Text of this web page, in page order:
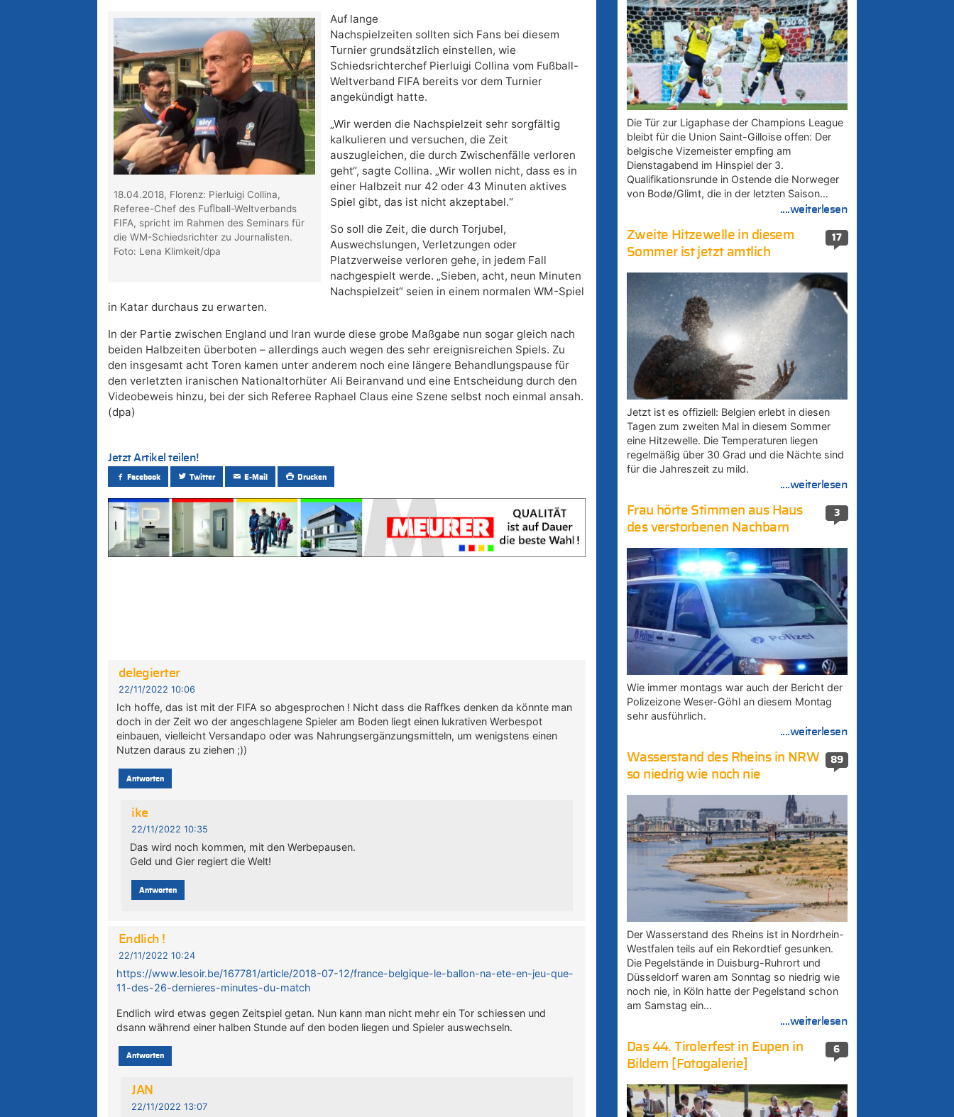
18.04.2018, Florenz: Pierluigi Collina,
Referee-Chef des Fuﬂball-Weltverbands
FIFA, spricht im Rahmen des Seminars für
die WM-Schiedsrichter zu Journalisten.
Foto: Lena Klimkeit/dpa
Auf lange
Nachspielzeiten sollten sich Fans bei diesem
Turnier grundsätzlich einstellen, wie
Schiedsrichterchef Pierluigi Collina vom Fußball-
Weltverband FIFA bereits vor dem Turnier
angekündigt hatte.
„Wir werden die Nachspielzeit sehr sorgfältig
kalkulieren und versuchen, die Zeit
auszugleichen, die durch Zwischenfälle verloren
geht“, sagte Collina. „Wir wollen nicht, dass es in
einer Halbzeit nur 42 oder 43 Minuten aktives
Spiel gibt, das ist nicht akzeptabel.“
So soll die Zeit, die durch Torjubel,
Auswechslungen, Verletzungen oder
Platzverweise verloren gehe, in jedem Fall
nachgespielt werde. „Sieben, acht, neun Minuten
Nachspielzeit“ seien in einem normalen WM-Spiel
in Katar durchaus zu erwarten.
In der Partie zwischen England und Iran wurde diese grobe Maßgabe nun sogar gleich nach
beiden Halbzeiten überboten – allerdings auch wegen des sehr ereignisreichen Spiels. Zu
den insgesamt acht Toren kamen unter anderem noch eine längere Behandlungspause für
den verletzten iranischen Nationaltorhüter Ali Beiranvand und eine Entscheidung durch den
Videobeweis hinzu, bei der sich Referee Raphael Claus eine Szene selbst noch einmal ansah.
(dpa)
Jetzt Artikel teilen!
Facebook Twitter E-Mail Drucken
delegierter
22/11/2022 10:06
Ich hoffe, das ist mit der FIFA so abgesprochen ! Nicht dass die Raffkes denken da könnte man
doch in der Zeit wo der angeschlagene Spieler am Boden liegt einen lukrativen Werbespot
einbauen, vielleicht Versandapo oder was Nahrungsergänzungsmitteln, um wenigstens einen
Nutzen daraus zu ziehen ;))
Antworten
ike
22/11/2022 10:35
Das wird noch kommen, mit den Werbepausen.
Geld und Gier regiert die Welt!
Antworten
Endlich !
22/11/2022 10:24
https://www.lesoir.be/167781/article/2018-07-12/france-belgique-le-ballon-na-ete-en-jeu-que-
11-des-26-dernieres-minutes-du-match
Endlich wird etwas gegen Zeitspiel getan. Nun kann man nicht mehr ein Tor schiessen und
dsann während einer halben Stunde auf den boden liegen und Spieler auswechseln.
Antworten
JAN
22/11/2022 13:07
Die Tür zur Ligaphase der Champions League
bleibt für die Union Saint-Gilloise offen: Der
belgische Vizemeister empfing am
Dienstagabend im Hinspiel der 3.
Qualifikationsrunde in Ostende die Norweger
von Bodø/Glimt, die in der letzten Saison…
....weiterlesen
17
Zweite Hitzewelle in diesem
Sommer ist jetzt amtlich
Jetzt ist es offiziell: Belgien erlebt in diesen
Tagen zum zweiten Mal in diesem Sommer
eine Hitzewelle. Die Temperaturen liegen
regelmäßig über 30 Grad und die Nächte sind
für die Jahreszeit zu mild.
....weiterlesen
3
Frau hörte Stimmen aus Haus
des verstorbenen Nachbarn
Wie immer montags war auch der Bericht der
Polizeizone Weser-Göhl an diesem Montag
sehr ausführlich.
....weiterlesen
89
Wasserstand des Rheins in NRW
so niedrig wie noch nie
Der Wasserstand des Rheins ist in Nordrhein-
Westfalen teils auf ein Rekordtief gesunken.
Die Pegelstände in Duisburg-Ruhrort und
Düsseldorf waren am Sonntag so niedrig wie
noch nie, in Köln hatte der Pegelstand schon
am Samstag ein…
....weiterlesen
6
Das 44. Tirolerfest in Eupen in
Bildern [Fotogalerie]